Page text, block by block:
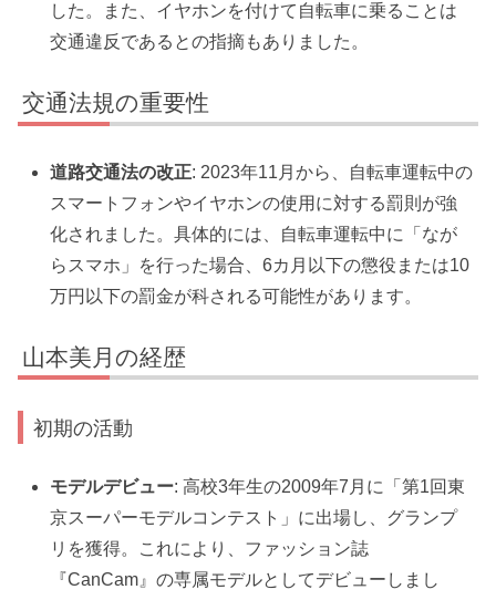
した。また、イヤホンを付けて自転車に乗ることは
交通違反であるとの指摘もありました。
交通法規の重要性
道路交通法の改正: 2023年11月から、自転車運転中の
スマートフォンやイヤホンの使用に対する罰則が強
化されました。具体的には、自転車運転中に「なが
らスマホ」を行った場合、6カ月以下の懲役または10
万円以下の罰金が科される可能性があります。
山本美月の経歴
初期の活動
モデルデビュー: 高校3年生の2009年7月に「第1回東
京スーパーモデルコンテスト」に出場し、グランプ
リを獲得。これにより、ファッション誌
『CanCam』の専属モデルとしてデビューしまし